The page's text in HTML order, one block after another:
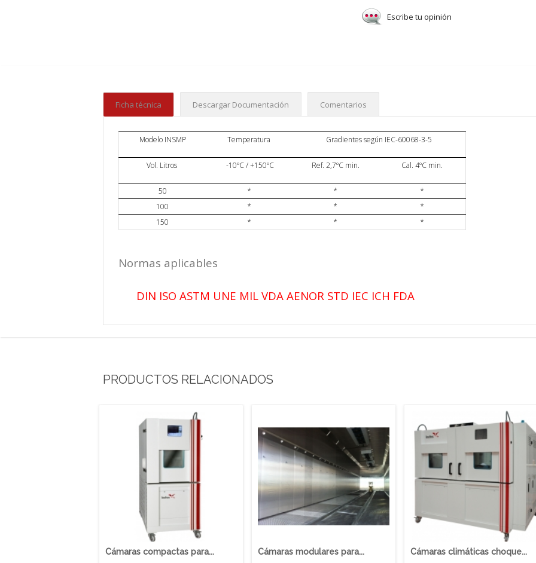
Escribe tu opinión
Ficha técnica Descargar Documentación Comentarios
Modelo INSMP Temperatura Gradientes según IEC-60068-3-5
Vol. Litros -10ºC / +150ºC Ref. 2,7ºC min. Cal. 4ºC min.
50 * *
*
100
* *
*
150
* * *
Normas aplicables
DIN ISO ASTM UNE MIL VDA AENOR STD IEC ICH FDA
PRODUCTOS RELACIONADOS
Cámaras compactas para... Cámaras modulares para... Cámaras climáticas choque...